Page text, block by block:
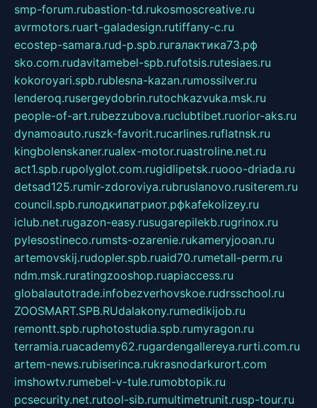
smp-forum.rubastion-td.rukosmoscreative.ru
avrmotors.ruart-galadesign.rutiffany-c.ru
ecostep-samara.rud-p.spb.ruгалактика73.рф
sko.com.rudavitamebel-spb.rufotsis.rutesiaes.ru
kokoroyari.spb.rublesna-kazan.rumossilver.ru
lenderoq.rusergeydobrin.rutochkazvuka.msk.ru
people-of-art.rubezzubova.ruclubtibet.ruorior-aks.ru
dynamoauto.ruszk-favorit.rucarlines.ruflatnsk.ru
kingbolenskaner.rualex-motor.ruastroline.net.ru
act1.spb.rupolyglot.com.rugidlipetsk.ruooo-driada.ru
detsad125.rumir-zdoroviya.rubruslanovo.rusiterem.ru
council.spb.ruлодкипатриот.рфkafekolizey.ru
iclub.net.rugazon-easy.rusugarepilekb.rugrinox.ru
pylesostineco.rumsts-ozarenie.rukameryjooan.ru
artemovskij.rudopler.spb.ruaid70.rumetall-perm.ru
ndm.msk.ruratingzooshop.ruapiaccess.ru
globalautotrade.infobezverhovskoe.rudrsschool.ru
ZOOSMART.SPB.RUdalakony.rumedikijob.ru
remontt.spb.ruphotostudia.spb.rumyragon.ru
terramia.ruacademy62.rugardengallereya.rurti.com.ru
artem-news.rubiserinca.rukrasnodarkurort.com
imshowtv.rumebel-v-tule.rumobtopik.ru
pcsecurity.net.rutool-sib.rumultimetrunit.rusp-tour.ru